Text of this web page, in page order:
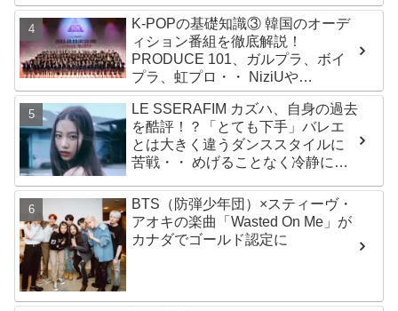
never dies!」と微笑みの宣言！
ADOR側、2029年まで契約有効と
主張
K-POPの基礎知識③ 韓国のオーデ
ィション番組を徹底解説！
PRODUCE 101、ガルプラ、ボイ
プラ、虹プロ・・ NiziUや
Kep1er、ZEROBASEONEら人気
グループが続々と誕生！ JO1や
INI、ME:Iを生んだ日プまで一挙紹
介
LE SSERAFIM カズハ、自身の過去
を酷評！？「とても下手」バレエ
とは大きく違うダンススタイルに
苦戦・・ めげることなく冷静に努
BTS（防弾少年団）×スティーヴ・
アオキの楽曲「Wasted On Me」が
カナダでゴールド認定に